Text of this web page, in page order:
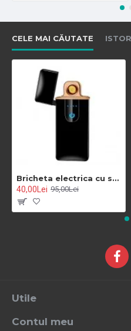
CELE MAI CĂUTATE
Bricheta electrica cu senzor de amprenta si incarcare USB cod 0087
40,00Lei 95,00Lei
Utile
Contul meu